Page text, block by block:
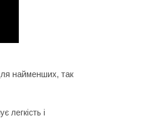
найменших, так
легкість і